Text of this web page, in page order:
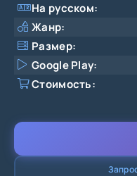
На русском:
Жанр:
Размер:
Google Play:
Стоимость: